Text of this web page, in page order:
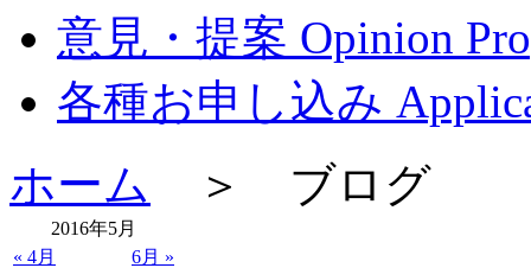
意見・提案 Opinion
各種お申し込み
ホーム ＞ ブログ
2016年5月
« 4月
6月 »